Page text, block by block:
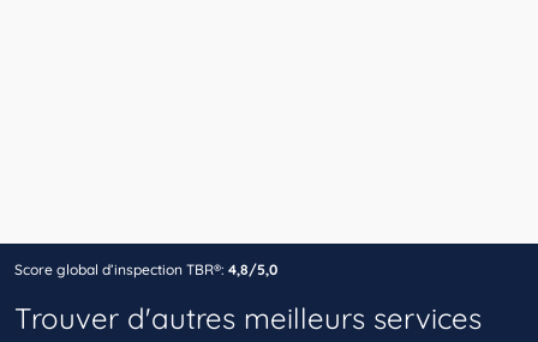
Score global d’inspection TBR®: 4,8/5,0
Trouver d'autres meilleurs services